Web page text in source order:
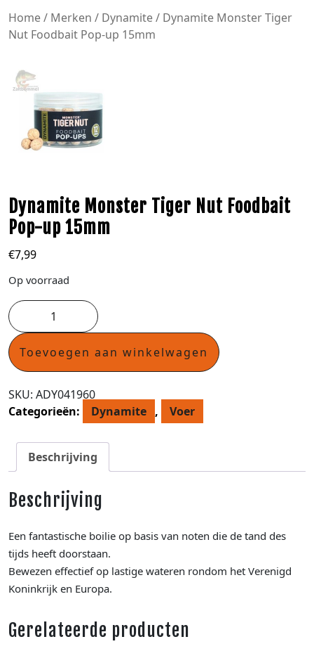
Home/ Merken / Dynamite/ Dynamite Monster Tiger
Nut Foodbait Pop-up 15mm
Dynamite Monster Tiger Nut Foodbait
Pop-up 15mm
€7,99
Op voorraad
Toevoegen aan winkelwagen
SKU: ADY041960
Categorieën:
Dynamite , Voer
Beschrijving
Beschrijving
Een fantastische boilie op basis van noten die de tand des
tijds heeft doorstaan.
Bewezen effectief op lastige wateren rondom het Verenigd
Koninkrijk en Europa.
Gerelateerde producten